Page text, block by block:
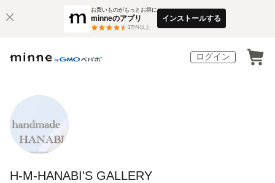
お買いものがもっとお得に
minneのアプリ
3万件以上
インストールする
ログイン
H-M-HANABI'S GALLERY